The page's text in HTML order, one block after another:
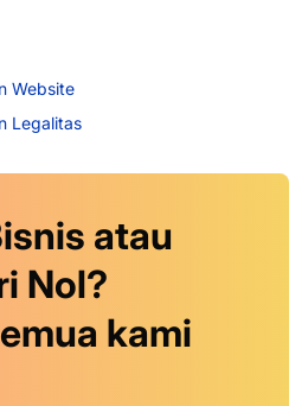
Website
Legalitas
atau
Nol?
kami